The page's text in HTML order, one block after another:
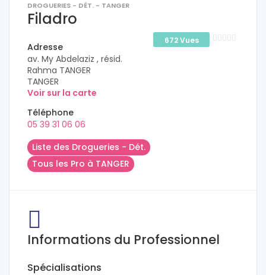
DROGUERIES - DÉT. - TANGER
Filadro
672 Vues
Adresse
av. My Abdelaziz , résid.
Rahma TANGER
TANGER
Voir sur la carte
Téléphone
05 39 31 06 06
Liste des Drogueries - Dét.
Tous les Pro à TANGER
Informations du Professionnel
Spécialisations